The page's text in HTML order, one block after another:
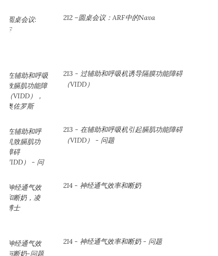
212 –圆桌会议：ARF中的Nava
213 - 过辅助和呼吸机诱导隔膜功能障碍
（VIDD）
213 - 在辅助和呼吸机引起膈肌功能障碍
（VIDD） - 问题
214 - 神经通气效率和断奶
214 - 神经通气效率和断奶 - 问题